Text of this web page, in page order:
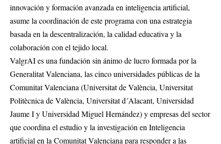
innovación y formación avanzada en inteligencia artificial,
asume la coordinación de este programa con una estrategia
basada en la descentralización, la calidad educativa y la
colaboración con el tejido local.
ValgrAI es una fundación sin ánimo de lucro formada por la
Generalitat Valenciana, las cinco universidades públicas de la
Comunitat Valenciana (Universitat de València, Universitat
Politècnica de València, Universitat d´Alacant, Universidad
Jaume I y Universidad Miguel Hernández) y empresas del sector
que coordina el estudio y la investigación en Inteligencia
artificial en la Comunitat Valenciana para responder a las